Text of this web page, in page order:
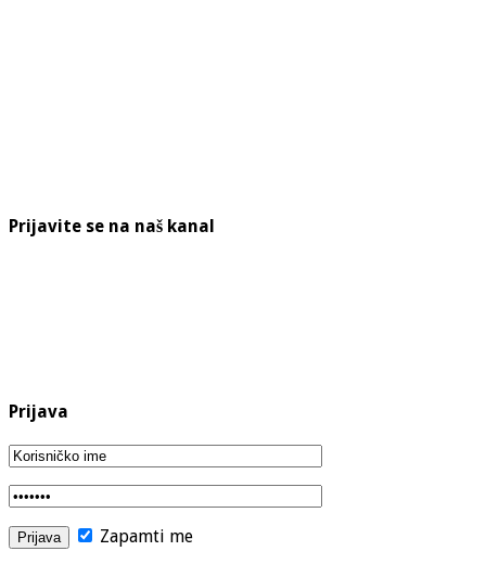
Prijavite se na naš kanal
Prijava
Zapamti me